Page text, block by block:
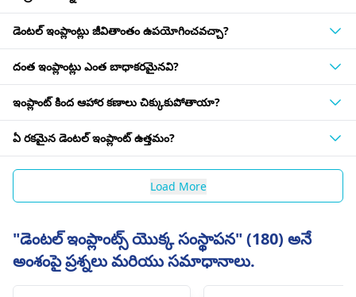
డెంటల్ ఇంప్లాంట్లు జీవితాంతం ఉపయోగించవచ్చా?
దంత ఇంప్లాంట్లు ఎంత బాధాకరమైనవి?
ఇంప్లాంట్ కింద ఆహార కణాలు చిక్కుకుపోతాయా?
ఏ రకమైన డెంటల్ ఇంప్లాంట్ ఉత్తమం?
Load More
"డెంటల్ ఇంప్లాంట్స్ యొక్క సంస్థాపన" (180) అనే
అంశంపై ప్రశ్నలు మరియు సమాధానాలు.